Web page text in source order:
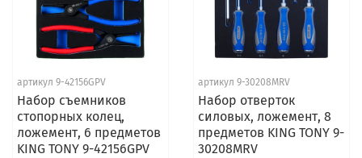
артикул 9-42156GPV
Набор съемников
стопорных колец,
ложемент, 6 предметов
KING TONY 9-42156GPV
артикул 9-30208MRV
Набор отверток
силовых, ложемент, 8
предметов KING TONY 9-
30208MRV